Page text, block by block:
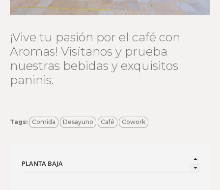
¡Vive tu pasión por el café con
Aromas! Visítanos y prueba
nuestras bebidas y exquisitos
paninis.
Tags: Comida Desayuno Café Cowork